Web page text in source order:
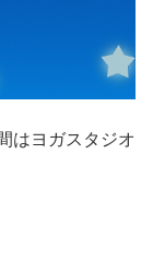
はヨガスタジオ